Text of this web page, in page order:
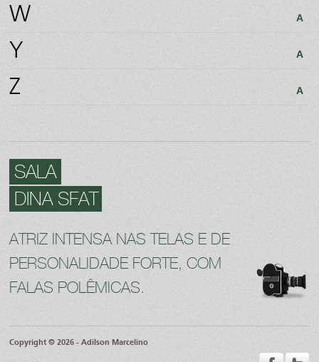
W A
Y A
Z A
SALA
DINA SFAT
ATRIZ INTENSA NAS TELAS E DE
PERSONALIDADE FORTE, COM
FALAS POLÊMICAS.
Copyright © 2026 - Adilson Marcelino